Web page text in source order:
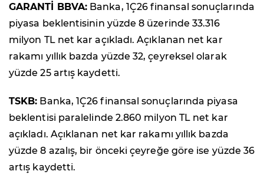
GARANTİ BBVA: Banka, 1Ç26 finansal sonuçlarında
piyasa beklentisinin yüzde 8 üzerinde 33.316
milyon TL net kar açıkladı. Açıklanan net kar
rakamı yıllık bazda yüzde 32, çeyreksel olarak
yüzde 25 artış kaydetti.
TSKB: Banka, 1Ç26 finansal sonuçlarında piyasa
beklentisi paralelinde 2.860 milyon TL net kar
açıkladı. Açıklanan net kar rakamı yıllık bazda
yüzde 8 azalış, bir önceki çeyreğe göre ise yüzde 36
artış kaydetti.